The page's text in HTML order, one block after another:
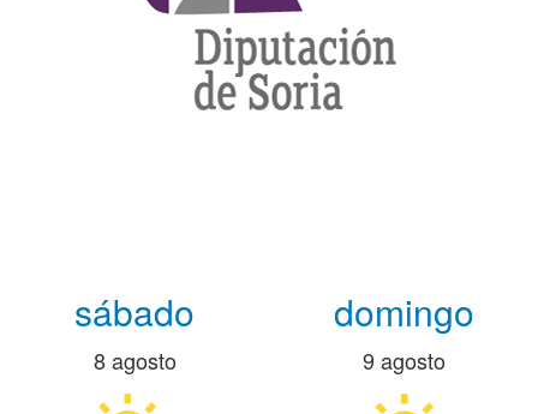
sábado
8 agosto
domingo
9 agosto